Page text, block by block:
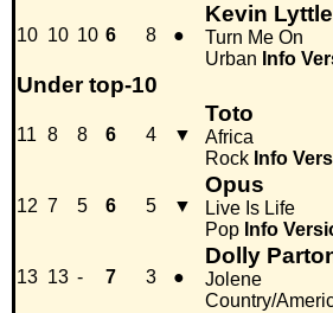
10 10 10 6 8 ●
Kevin Lyttle
Turn Me On
Urban Info
Under top-10
11 8 8 6 4 ▼
Toto
Africa
Rock Info
12 7 5 6 5 ▼
Opus
Live Is Life
Pop Info
13 13 - 7 3 ●
Dolly
Jolene
Country/